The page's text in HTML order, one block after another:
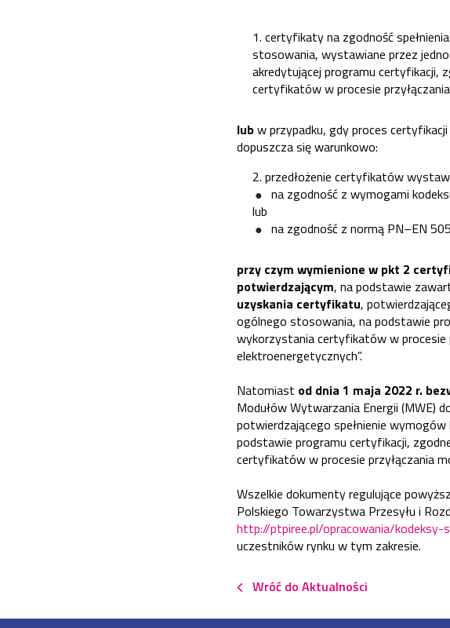
1. certyfikaty na zgodność
stosowania, wystawiane przez
akredytującej programu certyfikacji,
certyfikatów w procesie
lubw przypadku, gdy proces
dopuszcza się warunkowo:
2. przedłożenie certyfikatów
na zgodność z wymogami
lub
na zgodność z normą PN–EN
przy czym wymienione w pkt 2
potwierdzającym, na podstawie
uzyskania certyfikatu,
ogólnego stosowania, na podstawie
wykorzystania certyfikatów w procesie
elektroenergetycznych”.
Natomiast od dnia 1 maja 2022 r.
Modułów Wytwarzania Energii
potwierdzającego spełnienie
podstawie programu certyfikacji,
certyfikatów w procesie przyłączania
Wszelkie dokumenty regulujące
Polskiego Towarzystwa Przesyłu i
http://ptpiree.pl/opracowania/kodeksy-
uczestników rynku w tym zakresie.
Wróć do Aktualności